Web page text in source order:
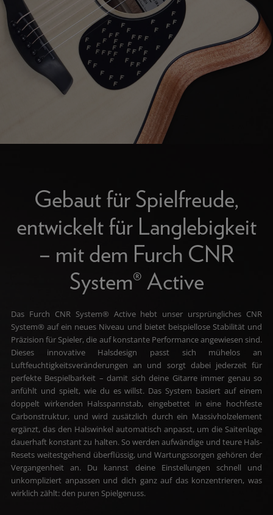
Gebaut für Spielfreude,
entwickelt für Langlebigkeit
– mit dem Furch CNR
System® Active
Das Furch CNR System® Active hebt unser ursprüngliches CNR
System® auf ein neues Niveau und bietet beispiellose Stabilität und
Präzision für Spieler, die auf konstante Performance angewiesen sind.
Dieses innovative Halsdesign passt sich mühelos an
Luftfeuchtigkeitsveränderungen an und sorgt dabei jederzeit für
perfekte Bespielbarkeit – damit sich deine Gitarre immer genau so
anfühlt und spielt, wie du es willst. Das System basiert auf einem
doppelt wirkenden Halsspannstab, eingebettet in eine hochfeste
Carbonstruktur, und wird zusätzlich durch ein Massivholzelement
ergänzt, das den Halswinkel automatisch anpasst, um die Saitenlage
dauerhaft konstant zu halten. So werden aufwändige und teure Hals-
Resets weitestgehend überflüssig, und Wartungssorgen gehören der
Vergangenheit an. Du kannst deine Einstellungen schnell und
unkompliziert anpassen und dich ganz auf das konzentrieren, was
wirklich zählt: den puren Spielgenuss.